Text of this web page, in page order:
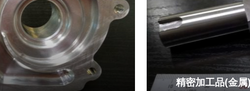
精密加工品(金属